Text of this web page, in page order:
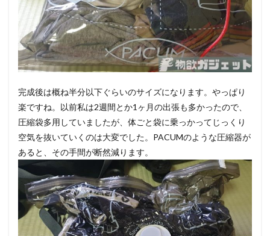
完成後は概ね半分以下ぐらいのサイズになります。やっぱり
楽ですね。以前私は2週間とか1ヶ月の出張も多かったので、
圧縮袋多用していましたが、体ごと袋に乗っかってじっくり
空気を抜いていくのは大変でした。PACUMのような圧縮器が
あると、その手間が断然減ります。